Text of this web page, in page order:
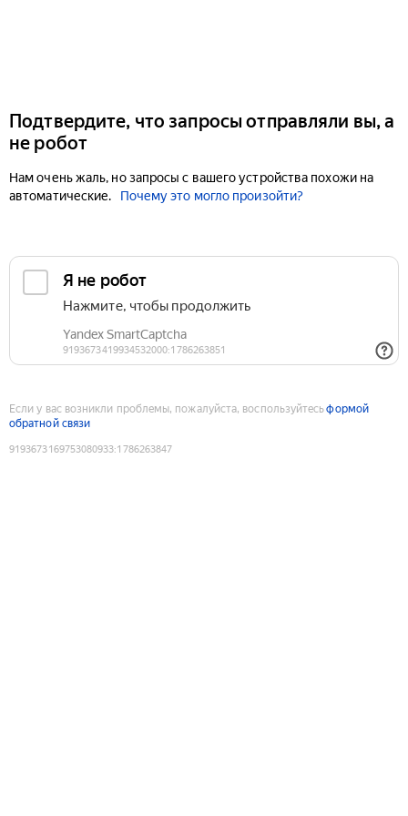
Подтвердите, что запросы отправляли вы, а
не робот
Нам очень жаль, но запросы с вашего устройства похожи на
автоматические.
Почему это могло произойти?
Если у вас возникли проблемы, пожалуйста, воспользуйтесьформой
обратной связи
9193673169753080933:1786263847